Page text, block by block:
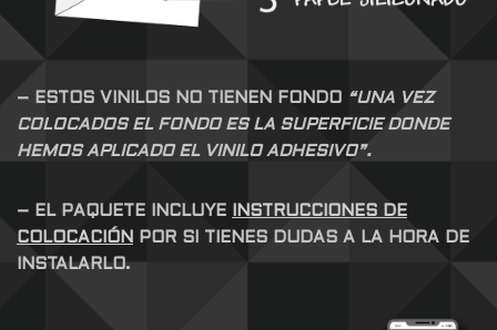
– ESTOS VINILOS NO TIENEN FONDO
“UNA VEZ
COLOCADOS EL FONDO ES LA SUPERFICIE DONDE
HEMOS APLICADO EL VINILO ADHESIVO”.
– EL PAQUETE INCLUYE
INSTRUCCIONES DE
COLOCACIÓN
POR SI TIENES DUDAS A LA HORA DE
INSTALARLO.